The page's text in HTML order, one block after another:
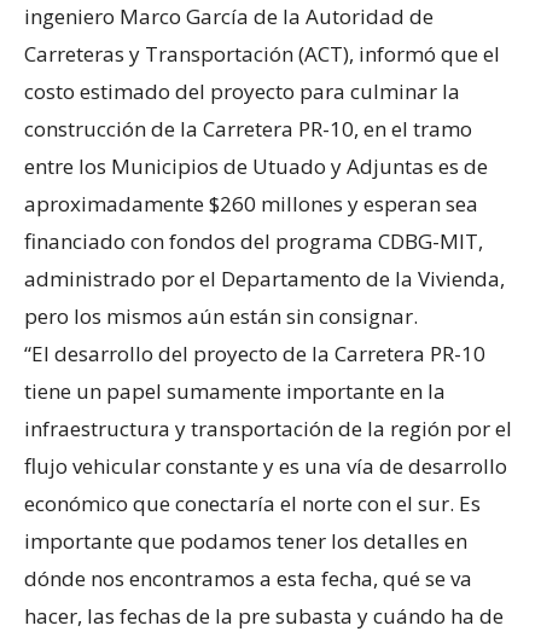
ingeniero Marco García de la Autoridad de
Carreteras y Transportación (ACT), informó que el
costo estimado del proyecto para culminar la
construcción de la Carretera PR-10, en el tramo
entre los Municipios de Utuado y Adjuntas es de
aproximadamente $260 millones y esperan sea
financiado con fondos del programa CDBG-MIT,
administrado por el Departamento de la Vivienda,
pero los mismos aún están sin consignar.
“El desarrollo del proyecto de la Carretera PR-10
tiene un papel sumamente importante en la
infraestructura y transportación de la región por el
flujo vehicular constante y es una vía de desarrollo
económico que conectaría el norte con el sur. Es
importante que podamos tener los detalles en
dónde nos encontramos a esta fecha, qué se va
hacer, las fechas de la pre subasta y cuándo ha de